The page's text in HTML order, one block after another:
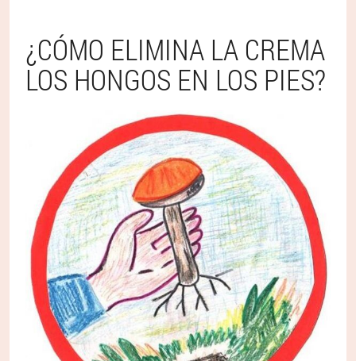
¿CÓMO ELIMINA LA CREMA
LOS HONGOS EN LOS PIES?